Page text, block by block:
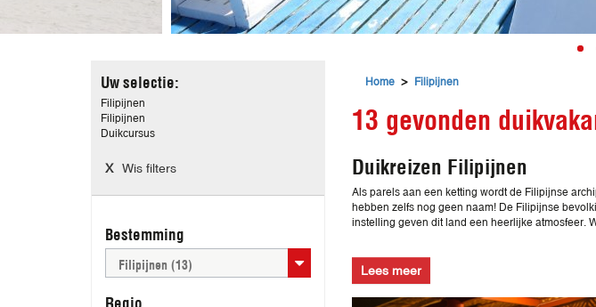
Uw selectie:
Filipijnen
Filipijnen
Duikcursus
Wis filters
Bestemming
Filipijnen (13)
Regio
Home > Filipijnen
13 gevonden
Duikreizen Filipijnen
Als parels aan een ketting wordt de Filipijnse
hebben zelfs nog geen naam! De Filipijnse
instelling geven dit land een heerlijke atmosfeer.
Lees meer